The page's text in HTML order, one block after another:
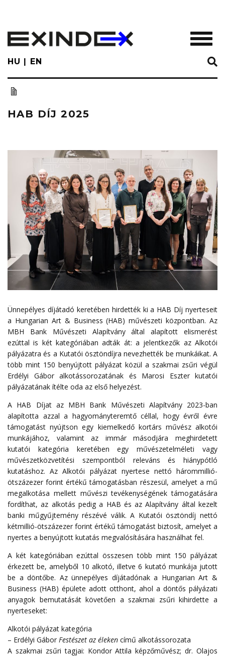
main
content
HU EN
HAB DÍJ 2025
Ünnepélyes díjátadó keretében hirdették ki a HAB Díj nyerteseit
a Hungarian Art & Business (HAB) művészeti központban. Az
MBH Bank Művészeti Alapítvány által alapított elismerést
ezúttal is két kategóriában adták át: a jelentkezők az Alkotói
pályázatra és a Kutatói ösztöndíjra nevezhették be munkáikat. A
több mint 150 benyújtott pályázat közül a szakmai zsűri végül
Erdélyi Gábor alkotássorozatának és Marosi Eszter kutatói
pályázatának ítélte oda az első helyezést.
A HAB Díjat az MBH Bank Művészeti Alapítvány 2023-ban
alapította azzal a hagyományteremtő céllal, hogy évről évre
támogatást nyújtson egy kiemelkedő kortárs művész alkotói
munkájához, valamint az immár másodjára meghirdetett
kutatói kategória keretében egy művészetelméleti vagy
művészetközvetítési szempontból releváns és hiánypótló
kutatáshoz. Az Alkotói pályázat nyertese nettó hárommillió-
ötszázezer forint értékű támogatásban részesül, amelyet a mű
megalkotása mellett művészi tevékenységének támogatására
fordíthat, az alkotás pedig a HAB és az Alapítvány által kezelt
banki műgyűjtemény részévé válik. A Kutatói ösztöndíj nettó
kétmillió-ötszázezer forint értékű támogatást biztosít, amelyet a
nyertes a benyújtott kutatás megvalósítására használhat fel.
A két kategóriában ezúttal összesen több mint 150 pályázat
érkezett be, amelyből 10 alkotó, illetve 6 kutató munkája jutott
be a döntőbe. Az ünnepélyes díjátadónak a Hungarian Art &
Business (HAB) épülete adott otthont, ahol a döntős pályázati
anyagok bemutatását követően a szakmai zsűri kihirdette a
nyerteseket:
Alkotói pályázat kategória
– Erdélyi Gábor Festészet az éleken című alkotássorozata
A szakmai zsűri tagjai: Kondor Attila képzőművész; dr. Olajos